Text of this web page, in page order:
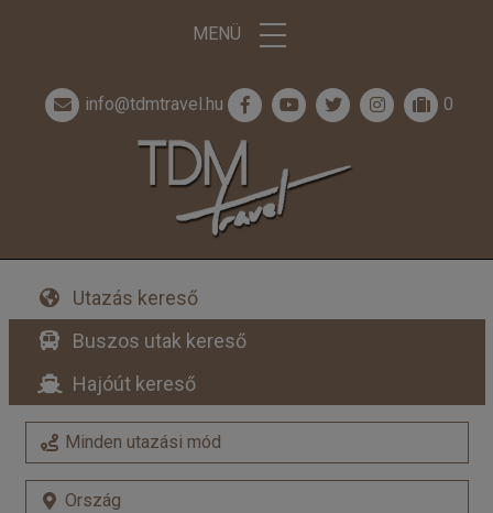
MENÜ
info@tdmtravel.hu 0
Utazás kereső
Buszos utak kereső
Hajóút kereső